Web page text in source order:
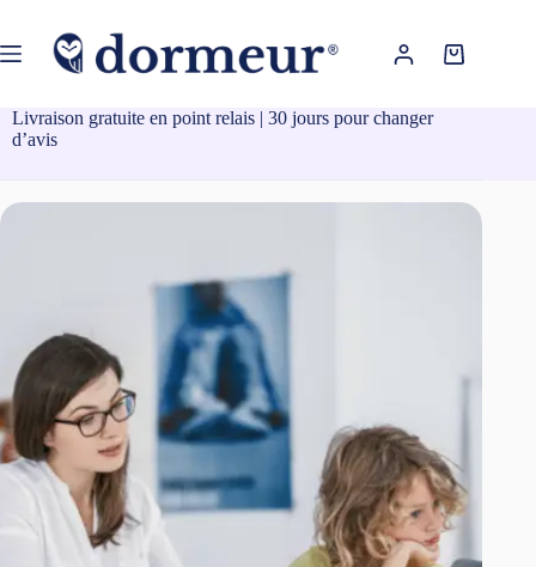
contenu
Panier
Livraison gratuite en point relais | 30 jours pour changer
d’avis